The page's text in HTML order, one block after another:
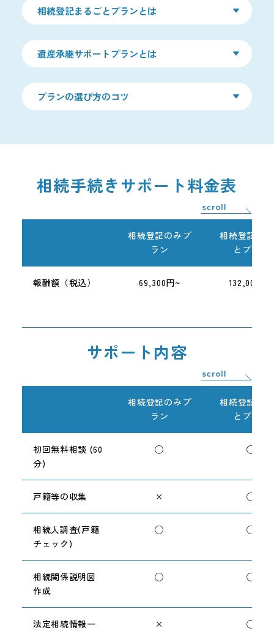
相続登記まるごとプランとは
遺産承継サポートプランとは
プランの選び方のコツ
相続手続きサポート料金表
相続登記のみプ
ラン
相続登記ま
とプラン
報酬額（税込） 69,300円~ 132,000円~
サポート内容
相続登記のみプ
ラン
相続登記ま
とプラン
初回無料相談 (60
分)
◯ ◯
戸籍等の収集 × ◯
相続人調査(戸籍
チェック)
◯ ◯
相続関係説明図
作成
◯ ◯
法定相続情報一
× ◯